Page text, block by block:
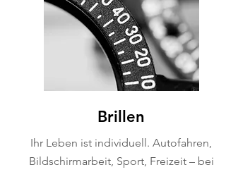
Brillen
Ihr Leben ist individuell. Autofahren,
Bildschirmarbeit, Sport, Freizeit – bei